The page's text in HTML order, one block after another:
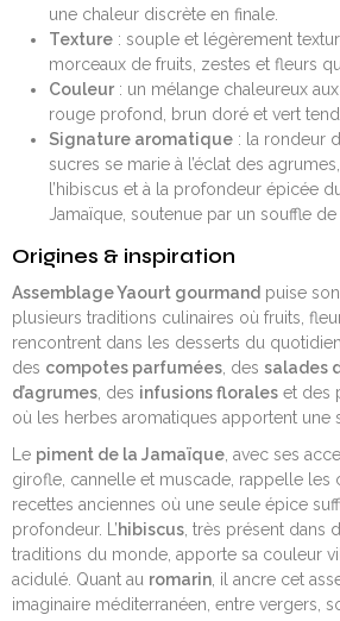
une chaleur discrète en finale.
Texture: souple et légèrement
morceaux de fruits, zestes et fleurs
Couleur: un mélange chaleureux
rouge profond, brun doré et vert
Signature aromatique: la rondeur
sucres se marie à l’éclat des
l’hibiscus et à la profondeur épicée
Jamaïque, soutenue par un souffle de
Origines & inspiration
Assemblage Yaourt gourmand puise
plusieurs traditions culinaires où fruits,
rencontrent dans les desserts du
des compotes parfumées , des salades
d’agrumes , des infusions florales et des
où les herbes aromatiques apportent une
Le piment de la Jamaïque , avec ses
girofle, cannelle et muscade, rappelle les
recettes anciennes où une seule épice
profondeur. L’hibiscus , très présent dans
traditions du monde, apporte sa couleur
acidulé. Quant au romarin , il ancre cet
imaginaire méditerranéen, entre vergers,